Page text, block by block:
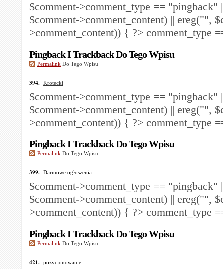
$comment->comment_type == "pingback"
$comment->comment_content) || ereg("",
>comment_content)) { ?>
Pingback I Trackback Do Tego Wpisu
Permalink Do Tego Wpisu
394. Krotecki
comment_type
$comment->comment_type == "pingback"
$comment->comment_content) || ereg("",
>comment_content)) { ?>
Pingback I Trackback Do Tego Wpisu
Permalink Do Tego Wpisu
399. Darmowe ogłoszenia
comment_type
$comment->comment_type == "pingback"
$comment->comment_content) || ereg("",
>comment_content)) { ?>
Pingback I Trackback Do Tego Wpisu
Permalink Do Tego Wpisu
421. pozycjonowanie
comment_type